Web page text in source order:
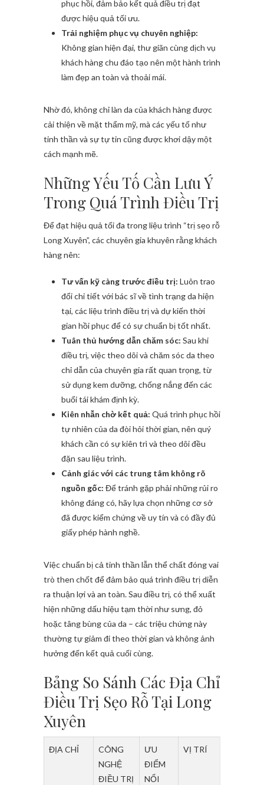
phục hồi, đảm bảo kết quả điều trị đạt
được hiệu quả tối ưu.
Trải nghiệm phục vụ chuyên nghiệp:
Không gian hiện đại, thư giãn cùng dịch vụ
khách hàng chu đáo tạo nên một hành trình
làm đẹp an toàn và thoải mái.
Nhờ đó, không chỉ làn da của khách hàng được
cải thiện về mặt thẩm mỹ, mà các yếu tố như
tinh thần và sự tự tin cũng được khơi dậy một
cách mạnh mẽ.
Những Yếu Tố Cần Lưu Ý
Trong Quá Trình Điều Trị
Để đạt hiệu quả tối đa trong liệu trình “trị sẹo rỗ
Long Xuyên”, các chuyên gia khuyên rằng khách
hàng nên:
Tư vấn kỹ càng trước điều trị: Luôn trao
đổi chi tiết với bác sĩ về tình trạng da hiện
tại, các liệu trình điều trị và dự kiến thời
gian hồi phục để có sự chuẩn bị tốt nhất.
Tuân thủ hướng dẫn chăm sóc: Sau khi
điều trị, việc theo dõi và chăm sóc da theo
chỉ dẫn của chuyên gia rất quan trọng, từ
sử dụng kem dưỡng, chống nắng đến các
buổi tái khám định kỳ.
Kiên nhẫn chờ kết quả: Quá trình phục hồi
tự nhiên của da đòi hỏi thời gian, nên quý
khách cần có sự kiên trì và theo dõi đều
đặn sau liệu trình.
Cảnh giác với các trung tâm không rõ
nguồn gốc: Để tránh gặp phải những rủi ro
không đáng có, hãy lựa chọn những cơ sở
đã được kiểm chứng về uy tín và có đầy đủ
giấy phép hành nghề.
Việc chuẩn bị cả tinh thần lẫn thể chất đóng vai
trò then chốt để đảm bảo quá trình điều trị diễn
ra thuận lợi và an toàn. Sau điều trị, có thể xuất
hiện những dấu hiệu tạm thời như sưng, đỏ
hoặc tâng bùng của da – các triệu chứng này
thường tự giảm đi theo thời gian và không ảnh
hưởng đến kết quả cuối cùng.
Bảng So Sánh Các Địa Chỉ
Điều Trị Sẹo Rỗ Tại Long
Xuyên
ĐỊA CHỈ
CÔNG
NGHỆ
ĐIỀU TRỊ
ƯU
ĐIỂM
NỔI
VỊ TRÍ